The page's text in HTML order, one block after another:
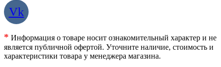
Vk
* Информация о товаре носит ознакомительный характер и не
является публичной офертой. Уточните наличие, стоимость и
характеристики товара у менеджера магазина.